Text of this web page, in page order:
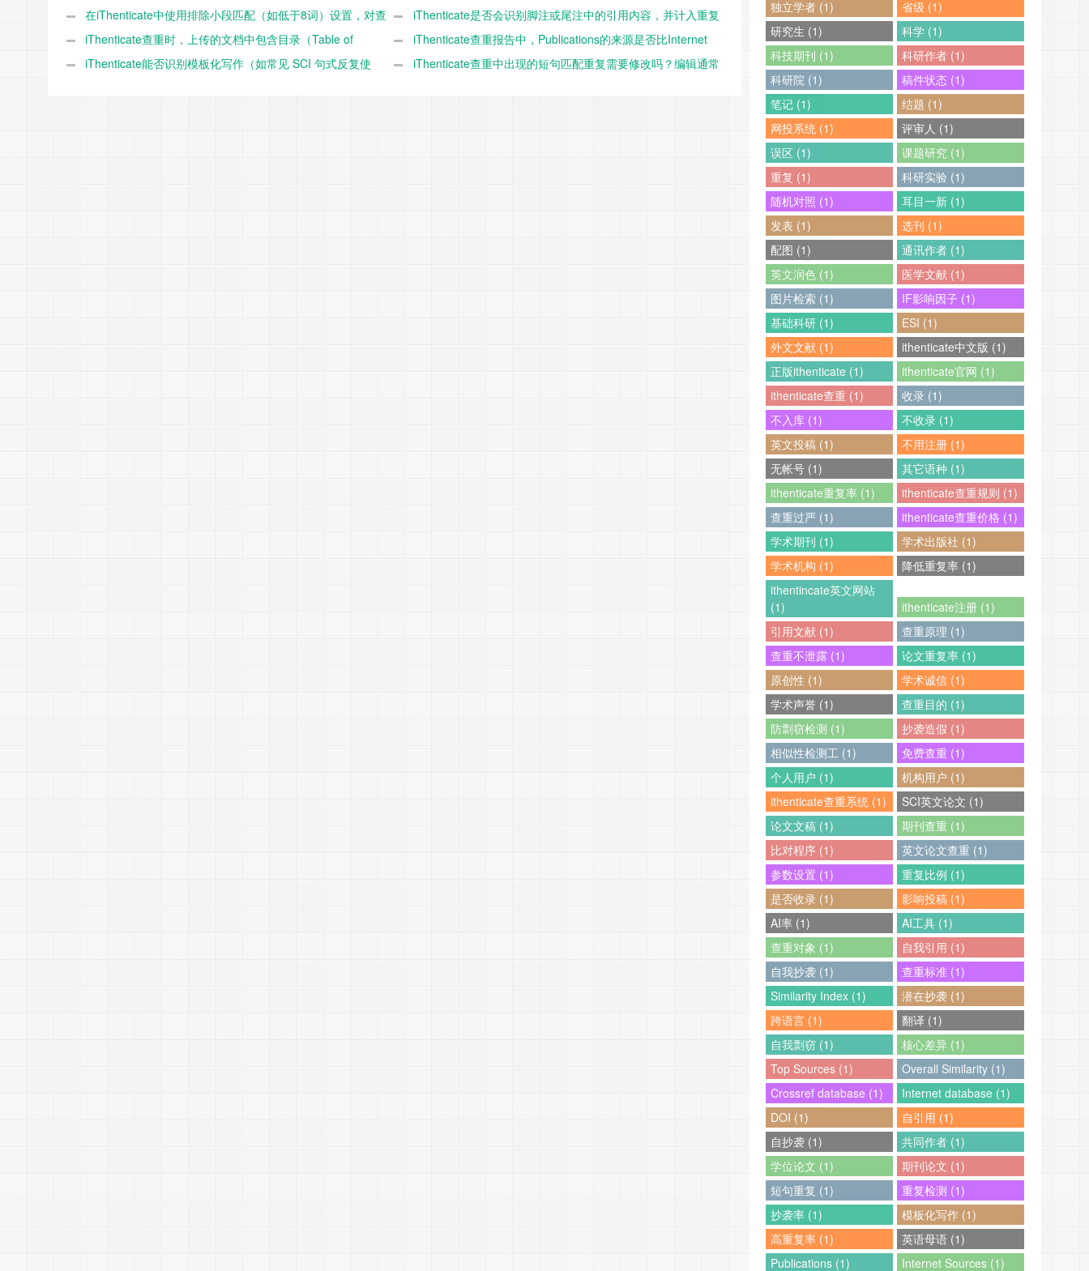
吗？
度？
在iThenticate中使用排除小段匹配（如低于8词）设置，对查
重结果影响有多大？
iThenticate是否会识别脚注或尾注中的引用内容，并计入重复
率？
iThenticate查重时，上传的文档中包含目录（Table of
Contents）是否会影响最终重复率？
iThenticate查重报告中，Publications的来源是否比Internet
Sources风险更高？
iThenticate能否识别模板化写作（如常见 SCI 句式反复使
iThenticate查重中出现的短句匹配重复需要修改吗？编辑通常
独立学者 (1)
省级 (1)
研究生 (1)
科学 (1)
科技期刊 (1)
科研作者 (1)
科研院 (1)
稿件状态 (1)
笔记 (1)
结题 (1)
网投系统 (1)
评审人 (1)
误区 (1)
课题研究 (1)
重复 (1)
科研实验 (1)
随机对照 (1)
耳目一新 (1)
发表 (1)
选刊 (1)
配图 (1)
通讯作者 (1)
英文润色 (1)
医学文献 (1)
图片检索 (1)
IF影响因子 (1)
基础科研 (1)
ESI (1)
外文文献 (1)
ithenticate中文版 (1)
正版ithenticate (1)
ithenticate官网 (1)
ithenticate查重 (1)
收录 (1)
不入库 (1)
不收录 (1)
英文投稿 (1)
不用注册 (1)
无帐号 (1)
其它语种 (1)
ithenticate重复率 (1)
ithenticate查重规则 (1)
查重过严 (1)
ithenticate查重价格 (1)
学术期刊 (1)
学术出版社 (1)
学术机构 (1)
降低重复率 (1)
ithentincate英文网站
(1)
ithenticate注册 (1)
引用文献 (1)
查重原理 (1)
查重不泄露 (1)
论文重复率 (1)
原创性 (1)
学术诚信 (1)
学术声誉 (1)
查重目的 (1)
防剽窃检测 (1)
抄袭造假 (1)
相似性检测工 (1)
免费查重 (1)
个人用户 (1)
机构用户 (1)
ithenticate查重系统 (1)
SCI英文论文 (1)
论文文稿 (1)
期刊查重 (1)
比对程序 (1)
英文论文查重 (1)
参数设置 (1)
重复比例 (1)
是否收录 (1)
影响投稿 (1)
AI率 (1)
AI工具 (1)
查重对象 (1)
自我引用 (1)
自我抄袭 (1)
查重标准 (1)
Similarity Index (1)
潜在抄袭 (1)
跨语言 (1)
翻译 (1)
自我剽窃 (1)
核心差异 (1)
Top Sources (1)
Overall Similarity (1)
Crossref database (1)
Internet database (1)
DOI (1)
自引用 (1)
自抄袭 (1)
共同作者 (1)
学位论文 (1)
期刊论文 (1)
短句重复 (1)
重复检测 (1)
抄袭率 (1)
模板化写作 (1)
高重复率 (1)
英语母语 (1)
Publications (1)
Internet Sources (1)